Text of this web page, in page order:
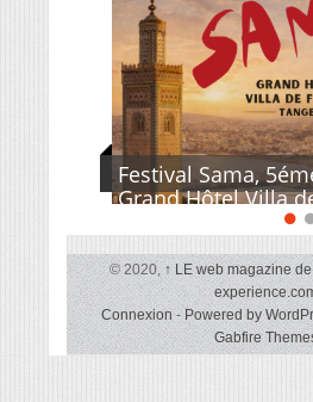
Festival Sama,
Grand Hôtel Villa
© 2020,↑ LE web magazine
Connexion-Powered by
Gabfire